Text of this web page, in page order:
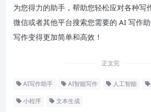
为您得力的助手，帮助您轻松应对各种写
微信或者其他平台搜索您需要的 AI 写作
写作变得更加简单和高效！
正文完
AI写作助手 AI智能写作 人工智能
小程序 文本生成